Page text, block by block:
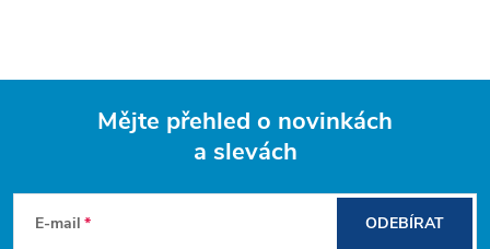
Mějte přehled o novinkách
a slevách
E-mail ODEBÍRAT